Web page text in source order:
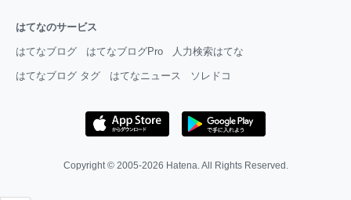
はてなのサービス
はてなブログ はてなブログPro 人力検索はてな
はてなブログ タグ はてなニュース ソレドコ
Copyright © 2005-2026 Hatena. All Rights Reserved.